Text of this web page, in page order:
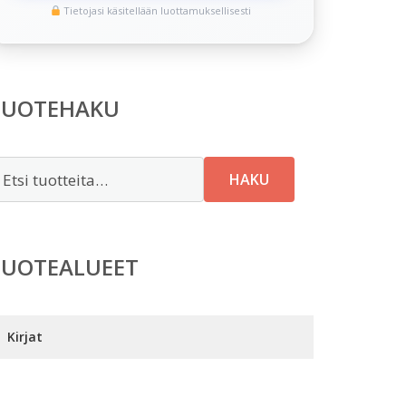
Tietojasi käsitellään luottamuksellisesti
HAKU
Kirjat